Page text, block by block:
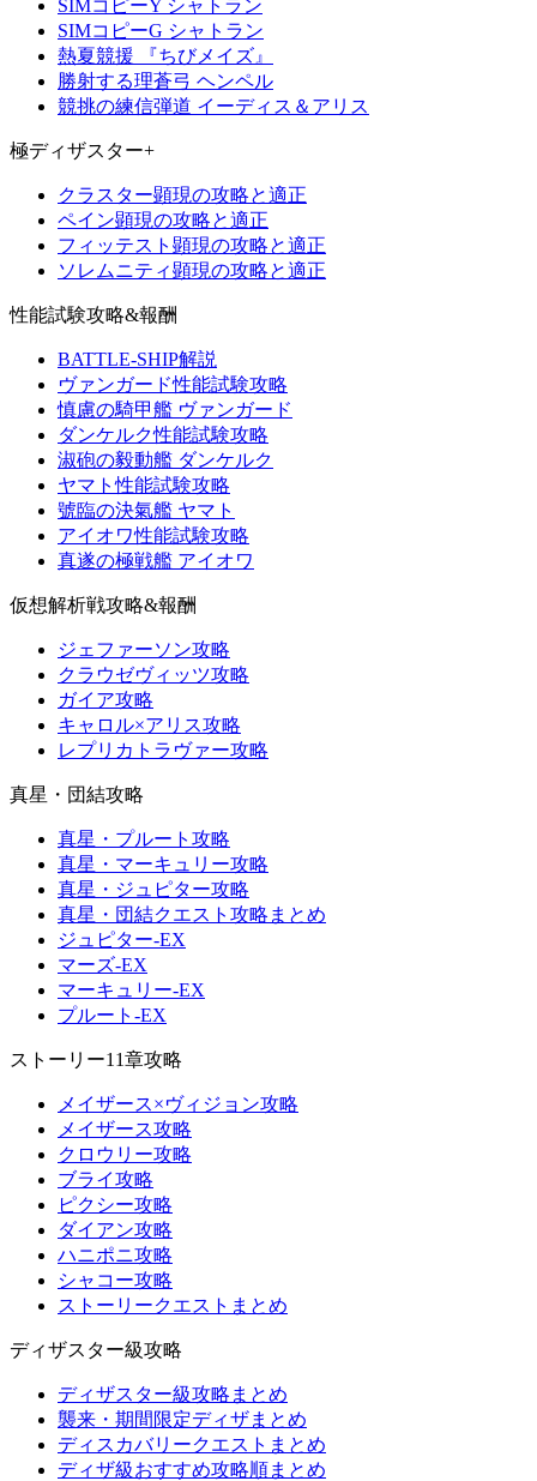
SIMコピーY シャトラン
SIMコピーG シャトラン
熱夏競援 『ちびメイズ』
勝射する理蒼弓 ヘンペル
競挑の練信弾道 イーディス＆アリス
極ディザスター+
クラスター顕現の攻略と適正
ペイン顕現の攻略と適正
フィッテスト顕現の攻略と適正
ソレムニティ顕現の攻略と適正
性能試験攻略&報酬
BATTLE-SHIP解説
ヴァンガード性能試験攻略
慎慮の騎甲艦 ヴァンガード
ダンケルク性能試験攻略
淑砲の毅動艦 ダンケルク
ヤマト性能試験攻略
號臨の決氣艦 ヤマト
アイオワ性能試験攻略
真遂の極戦艦 アイオワ
仮想解析戦攻略&報酬
ジェファーソン攻略
クラウゼヴィッツ攻略
ガイア攻略
キャロル×アリス攻略
レプリカトラヴァー攻略
真星・団結攻略
真星・プルート攻略
真星・マーキュリー攻略
真星・ジュピター攻略
真星・団結クエスト攻略まとめ
ジュピター-EX
マーズ-EX
マーキュリー-EX
プルート-EX
ストーリー11章攻略
メイザース×ヴィジョン攻略
メイザース攻略
クロウリー攻略
ブライ攻略
ピクシー攻略
ダイアン攻略
ハニポニ攻略
シャコー攻略
ストーリークエストまとめ
ディザスター級攻略
ディザスター級攻略まとめ
襲来・期間限定ディザまとめ
ディスカバリークエストまとめ
ディザ級おすすめ攻略順まとめ